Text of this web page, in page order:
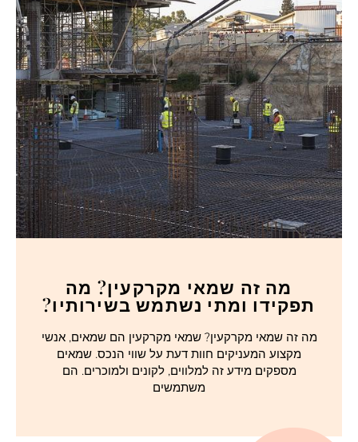
מה זה שמאי מקרקעין? מה
תפקידו ומתי נשתמש בשירותיו?
מה זה שמאי מקרקעין? שמאי מקרקעין הם שמאים, אנשי
מקצוע המעניקים חוות דעת על שווי הנכס. שמאים
מספקים מידע זה למלווים, לקונים ולמוכרים. הם
משתמשים